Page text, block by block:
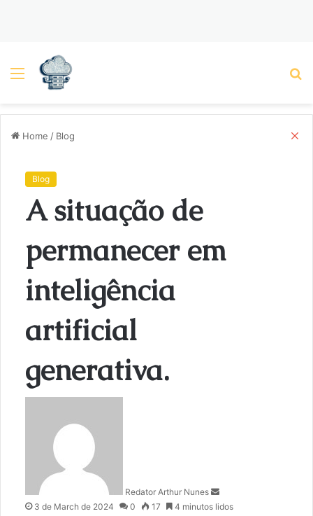
Menu
Home / Blog
Blog
A situação de
permanecer em
inteligência
artificial
generativa.
Redator Arthur Nunes
m
3 de March de 2024 0 17 4 minutos lidos